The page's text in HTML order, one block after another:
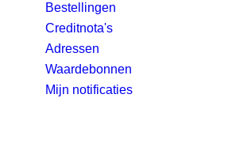
Bestellingen
Creditnota's
Adressen
Waardebonnen
Mijn notificaties